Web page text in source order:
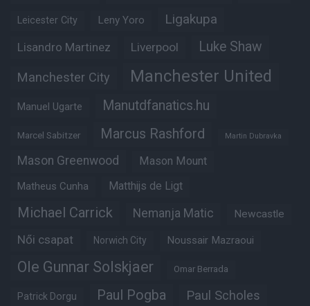
Leicester City Leny Yoro Ligakupa
Lisandro Martinez Liverpool Luke Shaw
Manchester City Manchester United
Manuel Ugarte Manutdfanatics.hu
Marcel Sabitzer Marcus Rashford Martin Dubravka
Mason Greenwood Mason Mount
Matheus Cunha Matthijs de Ligt
Michael Carrick Nemanja Matic Newcastle
Női csapat Norwich City Noussair Mazraoui
Ole Gunnar Solskjaer Omar Berrada
Patrick Dorgu Paul Pogba Paul Scholes